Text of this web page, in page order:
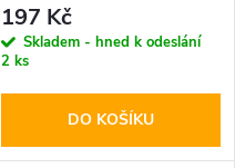
197 Kč
Skladem - hned k odeslání
2 ks
DO KOŠÍKU